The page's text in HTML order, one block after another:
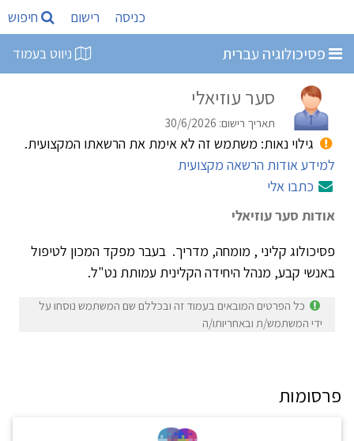
כניסה רישום חיפוש
פסיכולוגיה עברית ניווט בעמוד
סער עוזיאלי
תאריך רישום: 30/6/2026
גילוי נאות: משתמש זה לא אימת את הרשאתו המקצועית.
למידע אודות הרשאה מקצועית
כתבו אלי
אודות סער עוזיאלי
פסיכולוג קליני , מומחה, מדריך. בעבר מפקד המכון לטיפול
באנשי קבע, מנהל היחידה הקלינית עמותת נט"ל.
כל הפרטים המובאים בעמוד זה ובכללם שם המשתמש נוסחו על
ידי המשתמש/ת ובאחריותו/ה
פרסומות